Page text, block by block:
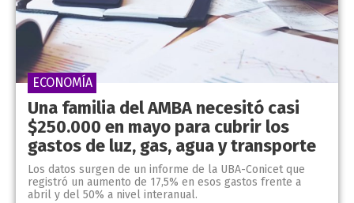
Una familia del AMBA necesitó casi
$250.000 en mayo para cubrir los
gastos de luz, gas, agua y transporte
Los datos surgen de un informe de la UBA-Conicet que
registró un aumento de 17,5% en esos gastos frente a
abril y del 50% a nivel interanual.
ECONOMÍA